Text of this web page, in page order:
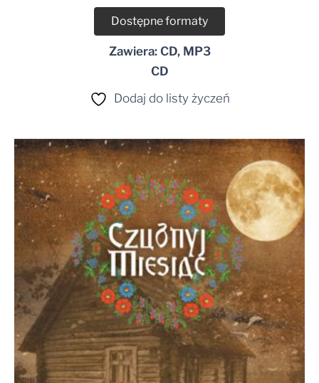
Dostępne formaty
Zawiera: CD, MP3
CD
Dodaj do listy życzeń